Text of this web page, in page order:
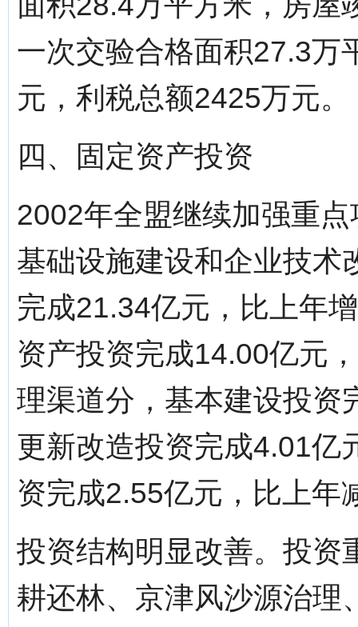
一次交验合格面积27.3万
元，利税总额2425万元。
四、固定资产投资
2002年全盟继续加强重
基础设施建设和企业技术
完成21.34亿元，比上年
资产投资完成14.00亿元
理渠道分，基本建设投资
更新改造投资完成4.01亿
资完成2.55亿元，比上年
投资结构明显改善。投资
耕还林、京津风沙源治理